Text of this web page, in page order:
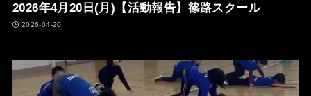
2026年4月20日(月)【活動報告】篠路スクール
2026-04-20